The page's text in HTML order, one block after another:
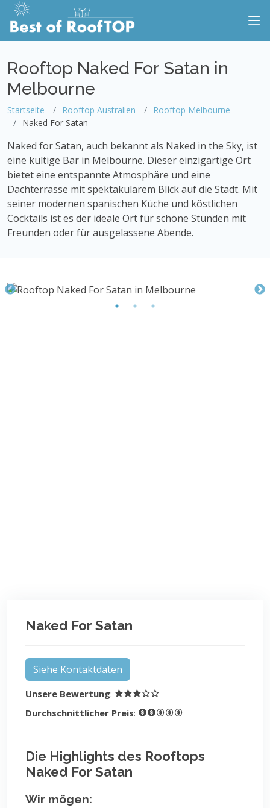
Rooftop Naked For Satan in
Melbourne
Startseite Rooftop Australien
Rooftop Melbourne
Naked For Satan
Naked for Satan, auch bekannt als Naked in the Sky, ist
eine kultige Bar in Melbourne. Dieser einzigartige Ort
bietet eine entspannte Atmosphäre und eine
Dachterrasse mit spektakulärem Blick auf die Stadt. Mit
seiner modernen spanischen Küche und köstlichen
Cocktails ist es der ideale Ort für schöne Stunden mit
Freunden oder für ausgelassene Abende.
Naked For Satan
Siehe Kontaktdaten
Unsere Bewertung:
Durchschnittlicher Preis:
Die Highlights des Rooftops
Naked For Satan
Wir mögen: